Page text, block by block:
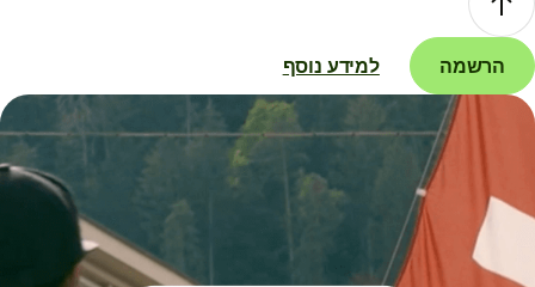
הרשמה למידע נוסף